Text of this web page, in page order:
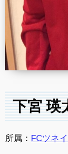
下宮 瑛
所属： FCツネ